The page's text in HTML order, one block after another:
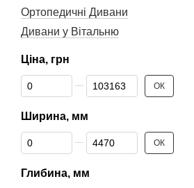
Ортопедичні Дивани
Дивани у Вітальню
Ціна, грн
Від Ціна, грн
До Ціна, грн ОК
Ширина, мм
Від Ширина, мм
До Ширина, мм ОК
Глибина, мм